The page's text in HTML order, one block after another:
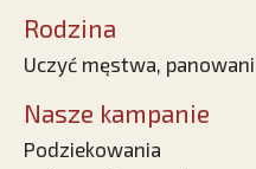
Rodzina
Uczyć męstwa,
Nasze kampanie
Podziekowania